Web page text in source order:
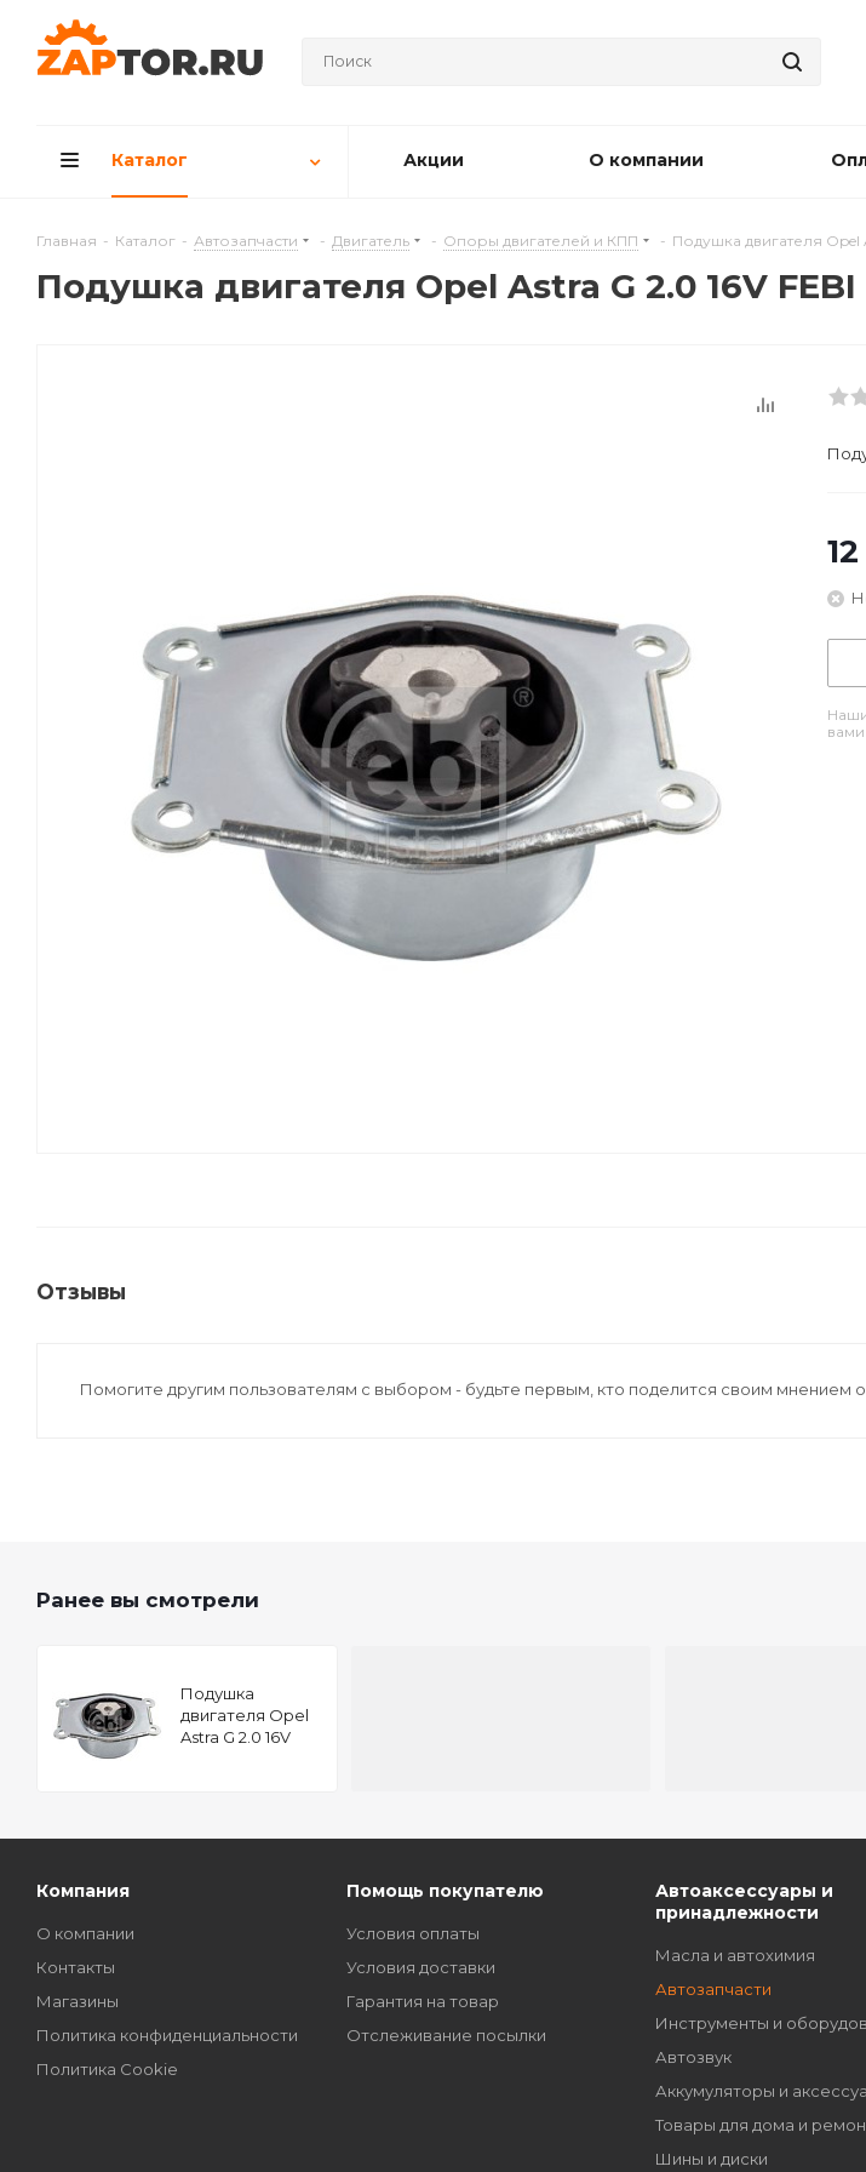
Каталог Акции О компании
Главная - Каталог - Автозапчасти - Двигатель - Опоры двигателей и КПП - Подушкa двигателя Opel
Подушкa двигателя Opel Astra G 2.0 16V FEBI
Отзывы
Помогите другим пользователям с выбором - будьте первым, кто поделится своим мнением
Ранее вы смотрели
Подушкa
двигателя Opel
Astra G 2.0 16V
Компания
О компании
Контакты
Магазины
Политика конфиденциальности
Политика Cookie
Помощь покупателю
Условия оплаты
Условия доставки
Гарантия на товар
Отслеживание посылки
Автоаксессуары и
принадлежности
Масла и автохимия
Автозапчасти
Инструменты и
Автозвук
Аккумуляторы и
Товары для дома и
Шины и диски